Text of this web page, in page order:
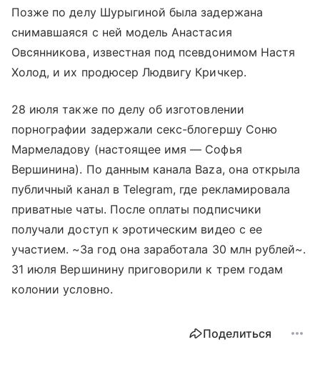
Позже по делу Шурыгиной была задержана
снимавшаяся с ней модель Анастасия
Овсянникова, известная под псевдонимом Настя
Холод, и их продюсер Людвигу Кричкер.
28 июля также по делу об изготовлении
порнографии задержали секс-блогершу Соню
Мармеладову (настоящее имя — Софья
Вершинина). По данным канала Baza, она открыла
публичный канал в Telegram, где рекламировала
приватные чаты. После оплаты подписчики
получали доступ к эротическим видео с ее
участием. ~За год она заработала 30 млн рублей~.
31 июля Вершинину приговорили к трем годам
колонии условно.
Поделиться